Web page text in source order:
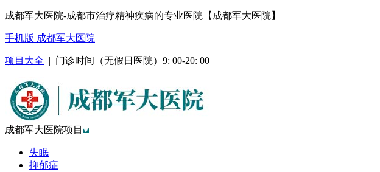
成都军大医院-成都市治疗精神疾病的专业医院【成都军大医院】
手机版 成都军大医院
项目大全 | 门诊时间（无假日医院）9: 00-20: 00
成都军大医院项目
失眠
抑郁症